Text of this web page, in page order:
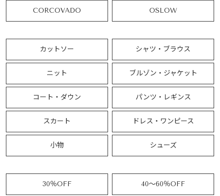
CORCOVADO OSLOW
カットソー シャツ・ブラウス
ニット ブルゾン・ジャケット
コート・ダウン パンツ・レギンス
スカート ドレス・ワンピース
小物 シューズ
30％OFF 40～60％OFF